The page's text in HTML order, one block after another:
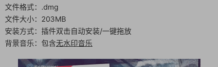
文件格式：.dmg
文件大小：203MB
安装方式：插件双击自动安装/一键拖放
背景音乐：包含无水印音乐